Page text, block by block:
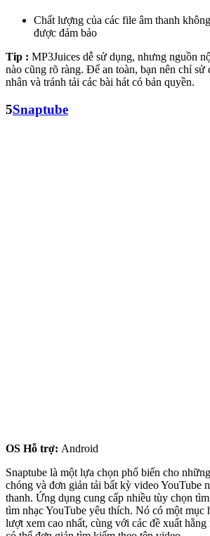
Chất lượng của các file âm thanh
được đảm bảo
Tip : MP3Juices dễ sử dụng, nhưng nguồn
nào cũng rõ ràng. Để an toàn, bạn nên chỉ sử
nhân và tránh tải các bài hát có bản quyền.
5Snaptube
OS Hỗ trợ: Android
Snaptube là một lựa chọn phổ biến cho
chóng và đơn giản tải bất kỳ video YouTube
thanh. Ứng dụng cung cấp nhiều tùy chọn
tìm nhạc YouTube yêu thích. Nó có một mục
lượt xem cao nhất, cùng với các đề xuất